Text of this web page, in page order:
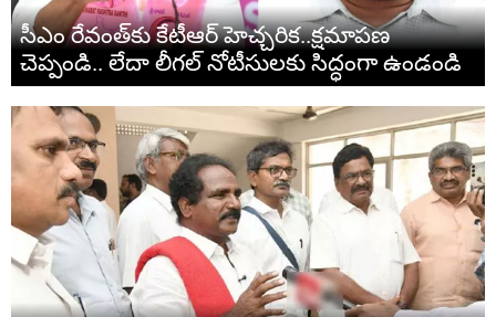
సీఎం రేవంత్‌కు కేటీఆర్ హెచ్చరిక‌..క్షమాపణ
చెప్పండి.. లేదా లీగల్ నోటీసులకు సిద్ధంగా ఉండండి